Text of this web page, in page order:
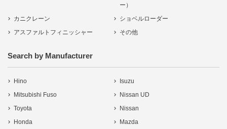
ー）
カニクレーン
ショベルローダー
アスファルトフィニッシャー
その他
Search by Manufacturer
Hino
Isuzu
Mitsubishi Fuso
Nissan UD
Toyota
Nissan
Honda
Mazda